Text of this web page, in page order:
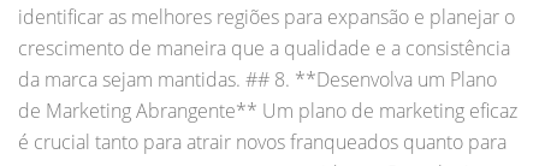
identificar as melhores regiões para expansão e planejar o
crescimento de maneira que a qualidade e a consistência
da marca sejam mantidas. ## 8. **Desenvolva um Plano
de Marketing Abrangente** Um plano de marketing eficaz
é crucial tanto para atrair novos franqueados quanto para